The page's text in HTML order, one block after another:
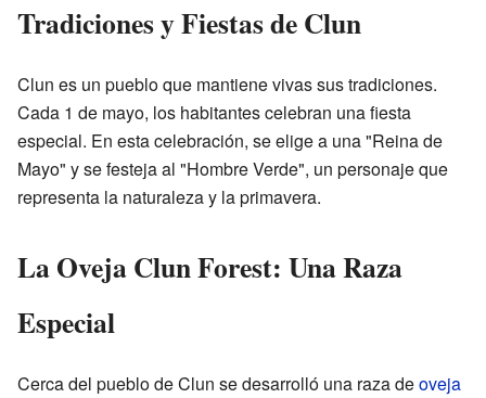
Tradiciones y Fiestas de Clun
Clun es un pueblo que mantiene vivas sus tradiciones.
Cada 1 de mayo, los habitantes celebran una fiesta
especial. En esta celebración, se elige a una "Reina de
Mayo" y se festeja al "Hombre Verde", un personaje que
representa la naturaleza y la primavera.
La Oveja Clun Forest: Una Raza
Especial
Cerca del pueblo de Clun se desarrolló una raza deoveja